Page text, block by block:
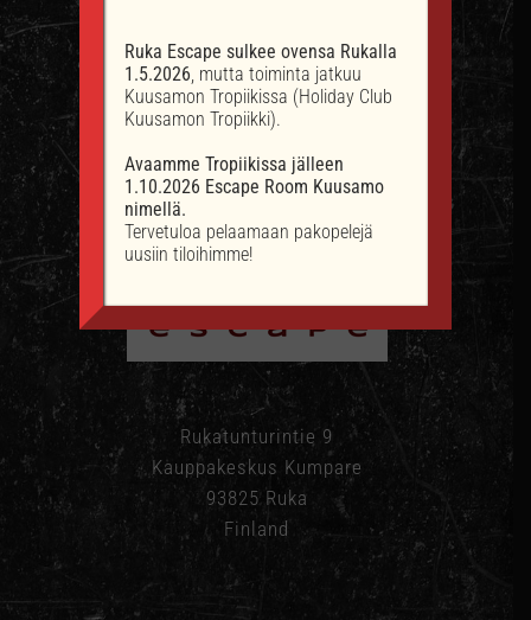
YHTEYSTIEDOT
Rukatunturintie 9
Kauppakeskus Kumpare
93825 Ruka
Finland
Ruka Escape sulkee ovensa Rukalla
1.5.2026, mutta toiminta jatkuu
Kuusamon Tropiikissa (Holiday Club
Kuusamon Tropiikki).
Avaamme Tropiikissa jälleen
1.10.2026 Escape Room Kuusamo
nimellä.
Tervetuloa pelaamaan pakopelejä
uusiin tiloihimme!